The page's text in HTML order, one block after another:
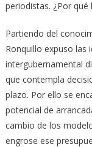
periodistas. ¿Por qué
Partiendo del
Ronquillo expuso las
intergubernamental
que contempla
plazo. Por ello se
potencial de
cambio de los
engrose ese